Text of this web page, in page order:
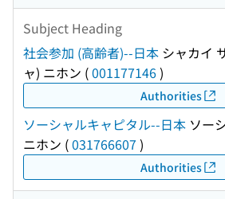
Subject Heading
社会参加 (高齢者)--日本 シャカイ
ャ) ニホン (001177146)
Authorities
ソーシャルキャピタル--日本 ソー
ニホン (031766607 )
Authorities